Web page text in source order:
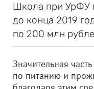
Школа при УрФУ
до конца 2019
по 200 млн
Значительная
по питанию и